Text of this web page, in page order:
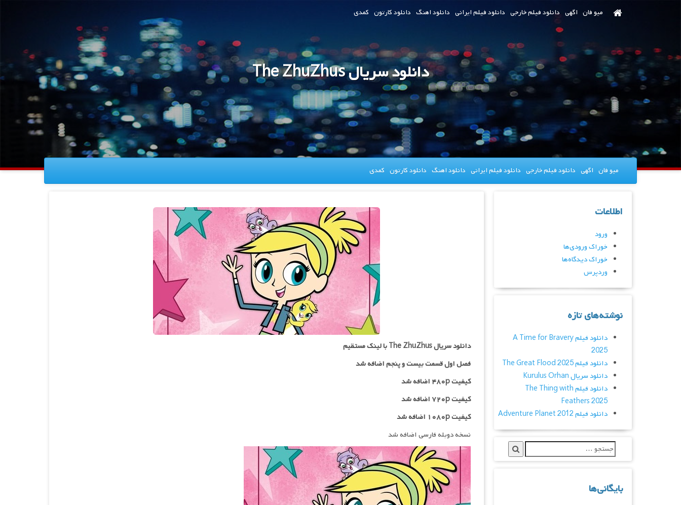
میو فان اگهی دانلود فیلم خارجی دانلود فیلم ایرانی دانلود اهنگ دانلود کارتون کمدی
دانلود سریال The ZhuZhus
میو فان اگهی دانلود فیلم خارجی دانلود فیلم ایرانی دانلود اهنگ دانلود کارتون کمدی
دانلود سریال The ZhuZhus با لینک مستقیم
فصل اول قسمت بیست و پنجم اضافه شد
کیفیت ۴۸۰p اضافه شد
کیفیت ۷۲۰p
اضافه شد
کیفیت ۱۰۸۰p اضافه شد
نسخه دوبله فارسی اضافه شد
اطلاعات
ورود
خوراک ورودی‌ها
خوراک دیدگاه‌ها
وردپرس
نوشته‌های تازه
دانلود فیلم A Time for Bravery
2025
دانلود فیلم The Great Flood 2025
دانلود سریال Kurulus Orhan
دانلود فیلم The Thing with
Feathers 2025
دانلود فیلم Adventure Planet 2012
بایگانی‌ها